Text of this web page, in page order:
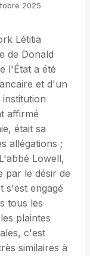
2025
Létitia
de Donald
l'État a été
et d'un
affirmé
était sa
allégations ;
Lowell,
par le désir de
s'est engagé
tous les
plaintes
c'est
similaires à